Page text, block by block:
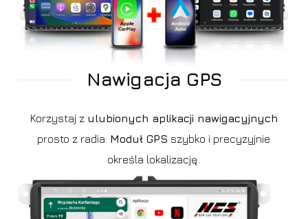
Nawigacja GPS
Korzystaj z ulubionych aplikacji nawigacyjnych
prosto z radia. Moduł GPS szybko i precyzyjnie
określa lokalizację.